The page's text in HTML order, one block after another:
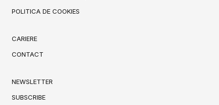
POLITICA DE COOKIES
CARIERE
CONTACT
NEWSLETTER
SUBSCRIBE